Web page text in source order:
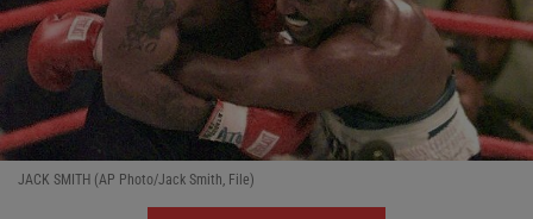
JACK SMITH (AP Photo/Jack Smith, File)